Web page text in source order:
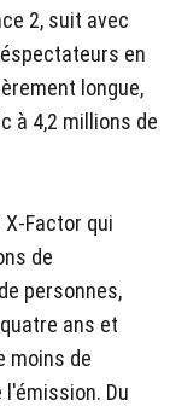
2, suit avec
en
longue,
à 4,2 millions de
Factor qui
de
personnes,
ans et
moins de
Du